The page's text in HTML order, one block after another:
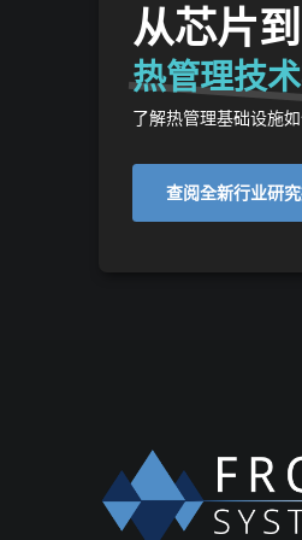
从芯片
热管理技
了解热管理基础设施
查阅全新行业研